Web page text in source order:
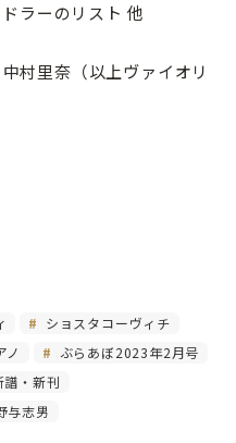
ラーのリスト 他
村里奈（以上ヴァイオリ
ショスタコーヴィチ
ノ
ぶらあぼ2023年2月号
譜・新刊
与志男